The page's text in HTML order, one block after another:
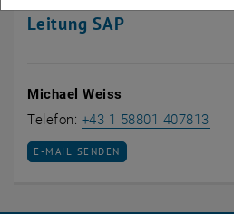
Leitung SAP
Michael Weiss
Telefon: +43 1 58801 407813
E-MAIL AN MICHAEL WEISS SENDEN
E-MAIL SENDEN